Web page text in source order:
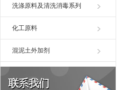
洗涤原料及清洗消毒系列
化工原料
混泥土外加剂